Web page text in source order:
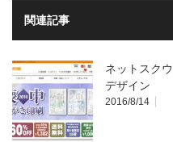
関連記事
ネットスク
デザイン
2016/8/14